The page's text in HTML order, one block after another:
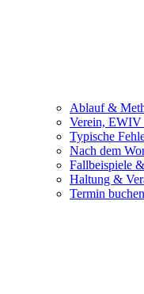
Ablauf &
Verein, EWIV
Typische
Nach dem
Fallbeispiele
Haltung &
Termin